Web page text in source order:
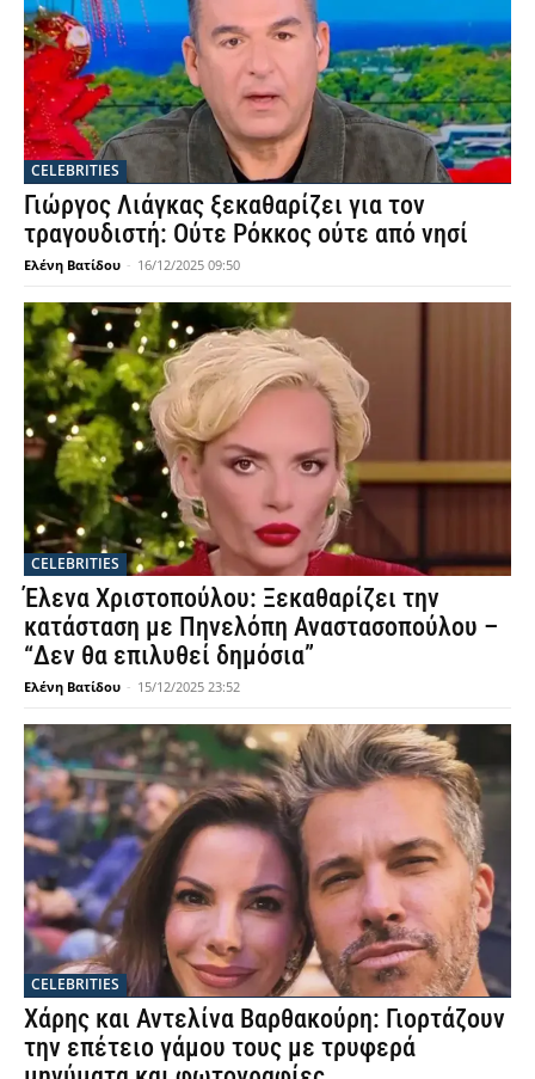
CELEBRITIES
Γιώργος Λιάγκας ξεκαθαρίζει για τον
τραγουδιστή: Ούτε Ρόκκος ούτε από νησί
Ελένη Βατίδου - 16/12/2025 09:50
CELEBRITIES
Έλενα Χριστοπούλου: Ξεκαθαρίζει την
κατάσταση με Πηνελόπη Αναστασοπούλου –
“Δεν θα επιλυθεί δημόσια”
Ελένη Βατίδου - 15/12/2025 23:52
CELEBRITIES
Χάρης και Αντελίνα Βαρθακούρη: Γιορτάζουν
την επέτειο γάμου τους με τρυφερά